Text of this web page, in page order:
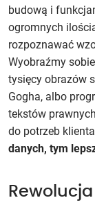
budową i
ogromnych
rozpoznawać
Wyobraźmy
tysięcy obrazów
Gogha, albo
tekstów
do potrzeb
danych, tym